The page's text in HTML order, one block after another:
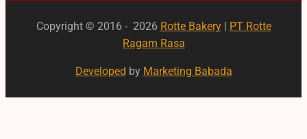
Copyright © 2016 - 2026 Rotte Bakery| PT Rotte
Ragam Rasa
Developed by Marketing Babada